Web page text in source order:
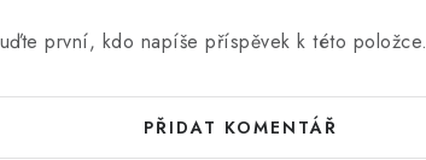
první, kdo napíše příspěvek k této položce.
PŘIDAT KOMENTÁŘ